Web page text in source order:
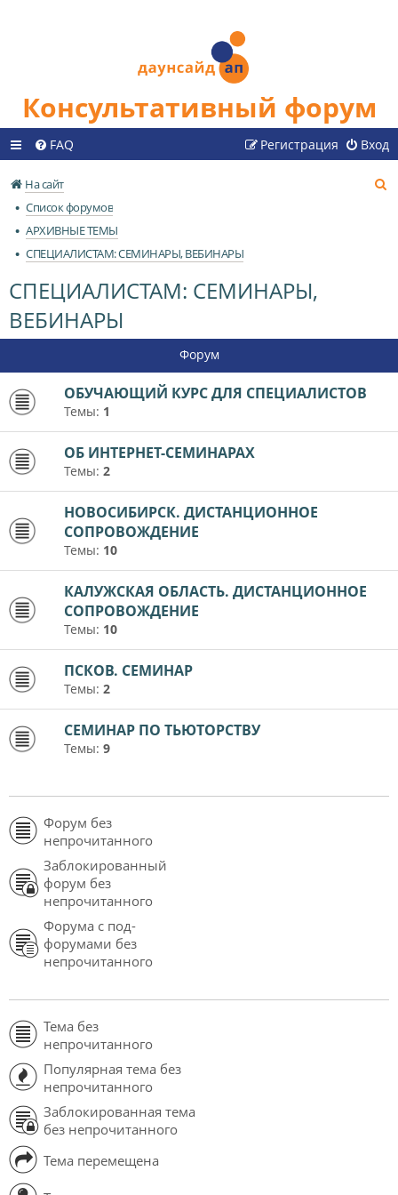
Консультативный форум
FAQ Вход
Регистрация
На сайт
Список форумов
АРХИВНЫЕ ТЕМЫ
СПЕЦИАЛИСТАМ: СЕМИНАРЫ, ВЕБИНАРЫ
СПЕЦИАЛИСТАМ: СЕМИНАРЫ,
ВЕБИНАРЫ
Форум
ОБУЧАЮЩИЙ КУРС ДЛЯ СПЕЦИАЛИСТОВ
Темы: 1
ОБ ИНТЕРНЕТ-СЕМИНАРАХ
Темы: 2
НОВОСИБИРСК. ДИСТАНЦИОННОЕ
СОПРОВОЖДЕНИЕ
Темы: 10
КАЛУЖСКАЯ ОБЛАСТЬ. ДИСТАНЦИОННОЕ
СОПРОВОЖДЕНИЕ
Темы: 10
ПСКОВ. СЕМИНАР
Темы: 2
СЕМИНАР ПО ТЬЮТОРСТВУ
Темы: 9
Форум без
непрочитанного
Заблокированный
форум без
непрочитанного
Форума с под-
форумами без
непрочитанного
Тема без
непрочитанного
Популярная тема без
непрочитанного
Заблокированная тема
без непрочитанного
Тема перемещена